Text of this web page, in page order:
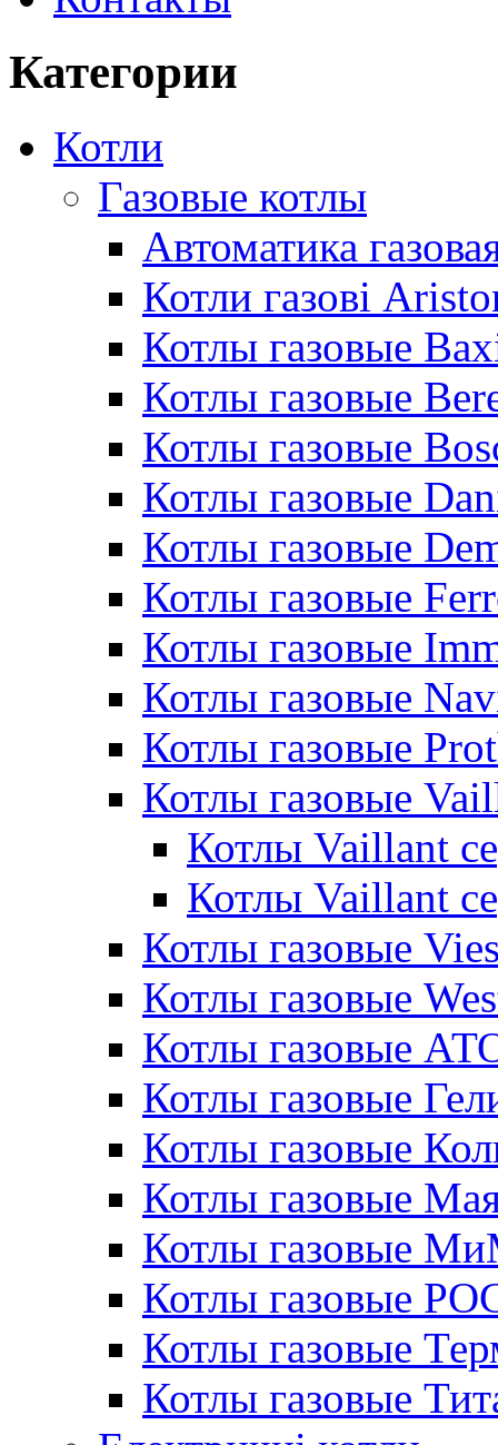
Категории
Котли
Газовые котлы
Автоматика
Котли газові
Котлы газовые
Котлы газовые
Котлы газовые
Котлы газовые
Котлы газовые
Котлы газовые
Котлы газовые
Котлы газовые
Котлы газовые
Котлы газовые
Котлы Vaillant
Котлы Vaillant
Котлы газовые
Котлы газовые
Котлы газовые
Котлы газовые
Котлы газовые
Котлы газовые
Котлы газовые
Котлы газовые
Котлы газовые
Котлы газовые